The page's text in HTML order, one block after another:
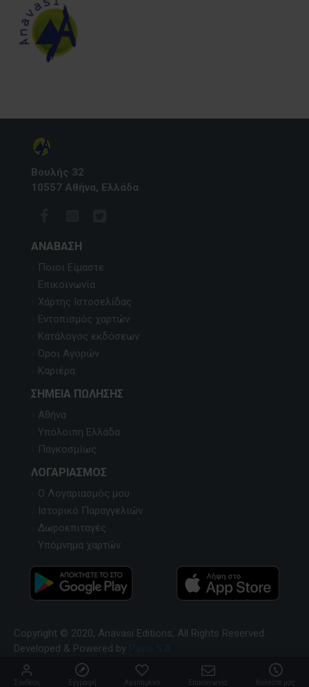
Βουλής 32
10557 Αθήνα, Ελλάδα
ΑΝΆΒΑΣΗ
Ποιοι Είμαστε
Επικοινωνία
Χάρτης Ιστοσελίδας
Εντοπισμός χαρτών
Κατάλογος εκδόσεων
Όροι Αγορών
Καριέρα
ΣΗΜΕΊΑ ΠΏΛΗΣΗΣ
Αθήνα
Υπόλοιπη Ελλάδα
Παγκοσμίως
ΛΟΓΑΡΙΑΣΜΌΣ
Ο Λογαριασμός μου
Ιστορικό Παραγγελιών
Δωροεπιταγές
Υπόμνημα χαρτών
Copyright © 2020, Anavasi Editions, All Rights Reserved.
Developed & Powered by
Σύνδεση Εγγραφή Αγαπημένα Επικοινωνία Καλέστε μας